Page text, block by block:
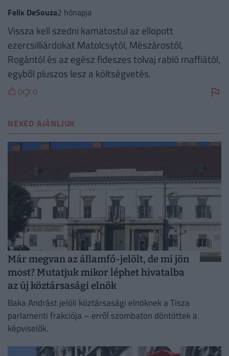
Felix DeSouza2 hónapja
Vissza kell szedni kamatostul az ellopott
ezercsilliárdokat Matolcsytól, Mészárostól,
Rogántól és az egész fideszes tolvaj rabló maffiától,
egyből pluszos lesz a költségvetés.
0 0
NEKED AJÁNLJUK
Már megvan az államfő-jelölt, de mi jön
most? Mutatjuk mikor léphet hivatalba
az új köztársasági elnök
Baka Andrást jelöli köztársasági elnöknek a Tisza
parlamenti frakciója – erről szombaton döntöttek a
képviselők.